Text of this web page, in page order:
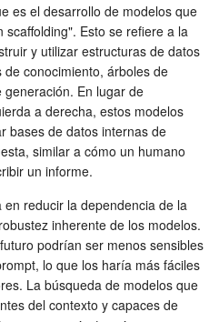
es el desarrollo de modelos que
Esto se refiere a la
y utilizar estructuras de datos
conocimiento, árboles de
En lugar de
a derecha, estos modelos
bases de datos internas de
similar a cómo un humano
un informe.
reducir la dependencia de la
inherente de los modelos.
podrían ser menos sensibles
lo que los haría más fáciles
La búsqueda de modelos que
del contexto y capaces de